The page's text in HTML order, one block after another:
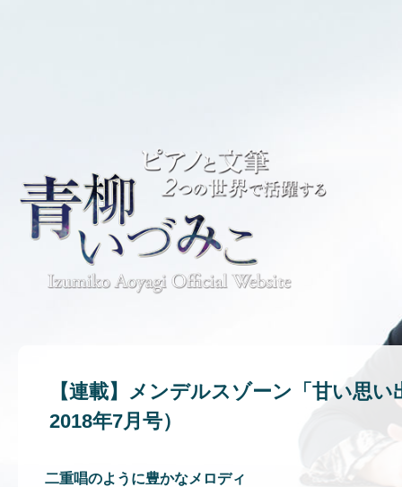
【連載】メンデルスゾーン「甘い思
2018年7月号）
二重唱のように豊かなメロディ